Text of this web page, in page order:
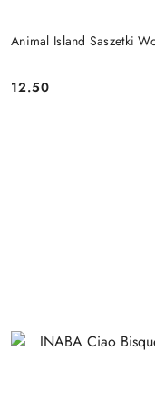
Animal Island Saszetki
Cena:
12.50